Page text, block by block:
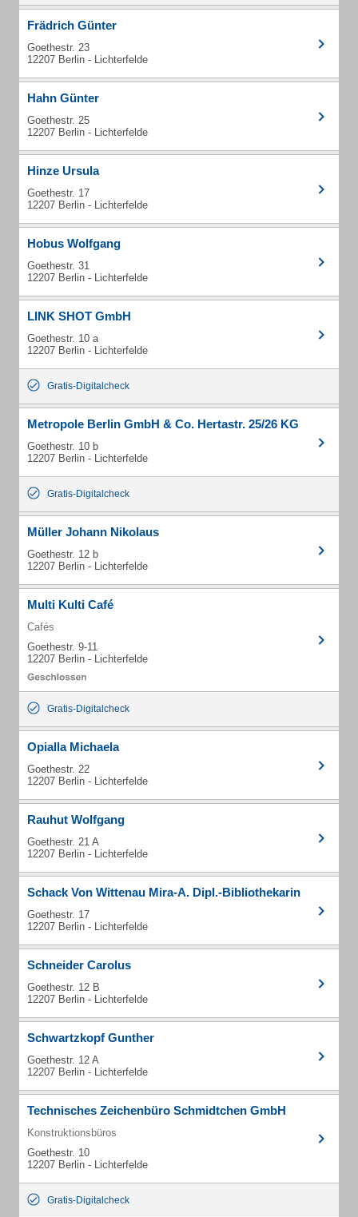
Frädrich Günter
Goethestr. 23
12207 Berlin - Lichterfelde
Hahn Günter
Goethestr. 25
12207 Berlin - Lichterfelde
Hinze Ursula
Goethestr. 17
12207 Berlin - Lichterfelde
Hobus Wolfgang
Goethestr. 31
12207 Berlin - Lichterfelde
LINK SHOT GmbH
Goethestr. 10 a
12207 Berlin - Lichterfelde
Gratis-Digitalcheck
Metropole Berlin GmbH & Co. Hertastr. 25/26 KG
Goethestr. 10 b
12207 Berlin - Lichterfelde
Gratis-Digitalcheck
Müller Johann Nikolaus
Goethestr. 12 b
12207 Berlin - Lichterfelde
Multi Kulti Café
Cafés
Goethestr. 9-11
12207 Berlin - Lichterfelde
Gratis-Digitalcheck
Opialla Michaela
Goethestr. 22
12207 Berlin - Lichterfelde
Rauhut Wolfgang
Goethestr. 21 A
12207 Berlin - Lichterfelde
Schack Von Wittenau Mira-A. Dipl.-Bibliothekarin
Goethestr. 17
12207 Berlin - Lichterfelde
Schneider Carolus
Goethestr. 12 B
12207 Berlin - Lichterfelde
Schwartzkopf Gunther
Goethestr. 12 A
12207 Berlin - Lichterfelde
Technisches Zeichenbüro Schmidtchen GmbH
Konstruktionsbüros
Goethestr. 10
12207 Berlin - Lichterfelde
Gratis-Digitalcheck